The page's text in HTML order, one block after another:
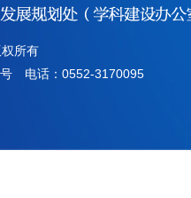
所有
号 电话：0552-3170095